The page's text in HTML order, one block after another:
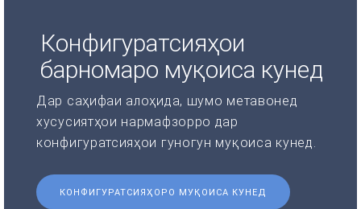
Конфигуратсияҳои
барномаро муқоиса кунед
Дар саҳифаи алоҳида, шумо метавонед
хусусиятҳои нармафзорро дар
конфигуратсияҳои гуногун муқоиса кунед.
КОНФИГУРАТСИЯҲОРО МУҚОИСА КУНЕД